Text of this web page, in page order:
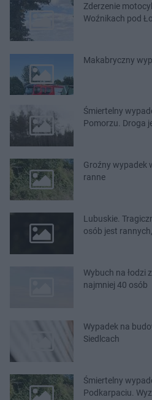
Zderzenie
Woźnikach pod
Makabryczny
Śmiertelny
Pomorzu. Droga
Groźny wypadek
ranne
Lubuskie.
osób jest
Wybuch na łodzi
najmniej 40 osób
Wypadek na
Siedlcach
Śmiertelny
Podkarpaciu.